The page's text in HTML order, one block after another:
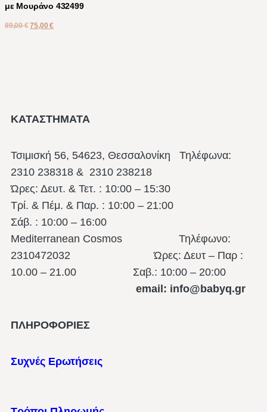
με Μουράνο 432499
89,00€ 75,00€
ΚΑΤΑΣΤΗΜΑΤΑ
Τσιμισκή 56, 54623, Θεσσαλονίκη Τηλέφωνα:
2310 238318 & 2310 238218
Ώρες: Δευτ. & Τετ. : 10:00 – 15:30
Τρί. & Πέμ. & Παρ. : 10:00 – 21:00
Σάβ. : 10:00 – 16:00
Mediterranean Cosmos Τηλέφωνο:
2310472032 Ώρες: Δευτ – Παρ :
10.00 – 21.00 Σαβ.: 10:00 – 20:00
email: info@babyq.gr
ΠΛΗΡΟΦΟΡΙΕΣ
Συχνές Ερωτήσεις